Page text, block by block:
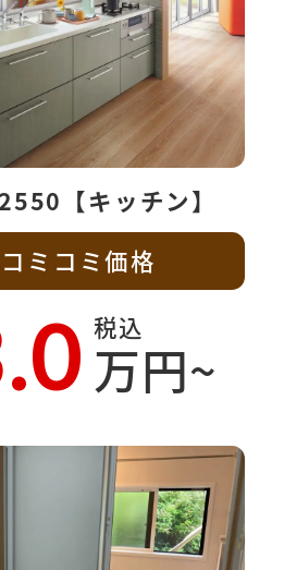
【キッチン】
ミコミ価格
税込
万円~